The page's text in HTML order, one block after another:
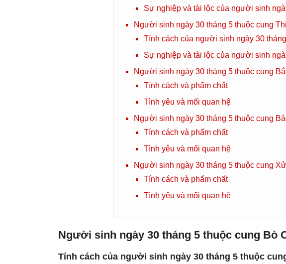
Sự nghiệp và tài lộc của người sinh
Người sinh ngày 30 tháng 5 thuộc cung
Tính cách của người sinh ngày 30
Sự nghiệp và tài lộc của người sinh
Người sinh ngày 30 tháng 5 thuộc cung
Tính cách và phẩm chất
Tình yêu và mối quan hệ
Người sinh ngày 30 tháng 5 thuộc cung
Tính cách và phẩm chất
Tình yêu và mối quan hệ
Người sinh ngày 30 tháng 5 thuộc cung
Tính cách và phẩm chất
Tình yêu và mối quan hệ
Người sinh ngày 30 tháng 5 thuộc cung Bò
Tính cách của người sinh ngày 30 tháng 5 thuộc